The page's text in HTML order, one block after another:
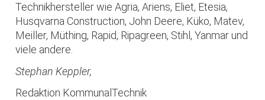
Technikhersteller wie Agria, Ariens, Eliet, Etesia,
Husqvarna Construction, John Deere, Küko, Matev,
Meiller, Müthing, Rapid, Ripagreen, Stihl, Yanmar und
viele andere.
Stephan Keppler,
Redaktion KommunalTechnik